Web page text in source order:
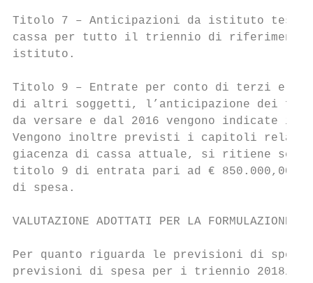
Titolo 7 – Anticipazioni da istituto
cassa per tutto il triennio di riferimento
istituto.
Titolo 9 – Entrate per conto di terzi e
di altri soggetti, l’anticipazione dei
da versare e dal 2016 vengono indicate
Vengono inoltre previsti i capitoli
giacenza di cassa attuale, si ritiene
titolo 9 di entrata pari ad € 850.000,00
di spesa.
VALUTAZIONE ADOTTATI PER LA FORMULAZIONE
Per quanto riguarda le previsioni di
previsioni di spesa per i triennio 2018/